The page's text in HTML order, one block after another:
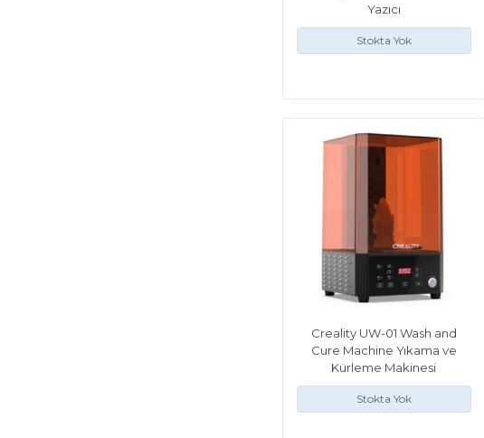
Yazıcı
Stokta Yok
Creality UW-01 Wash and
Cure Machine Yıkama ve
Kürleme Makinesi
Stokta Yok